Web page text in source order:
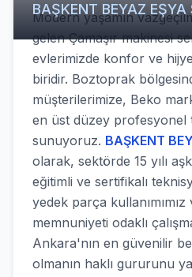
BAŞKENT BEYAZ EŞYA
Modern yaşamın
gelen Çamaşır makinesi
evlerimizde konfor ve
biridir. Boztoprak
müşterilerimize, Beko
en üst düzey profesyonel
sunuyoruz. BAŞKENT
olarak, sektörde 15 yılı
eğitimli ve sertifikalı
yedek parça
memnuniyeti odaklı
Ankara'nın en güvenilir
olmanın haklı gururunu